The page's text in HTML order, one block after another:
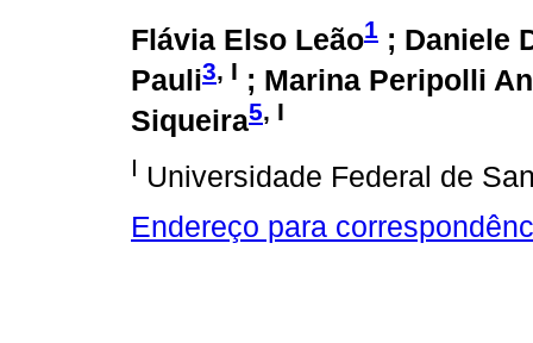
Flávia Elso Leão1 ; Daniele
Pauli3, I ; Marina Peripolli
Siqueira5, I
I Universidade Federal de
Endereço para